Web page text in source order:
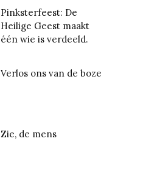
Pinksterfeest: De
Heilige Geest maakt
één wie is verdeeld.
Verlos ons van de boze
Zie, de mens